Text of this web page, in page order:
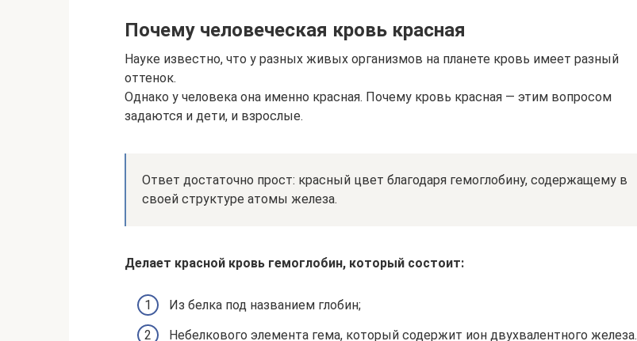
Почему человеческая кровь красная
Науке известно, что у разных живых организмов на планете кровь имеет разный
оттенок.
Однако у человека она именно красная. Почему кровь красная — этим вопросом
задаются и дети, и взрослые.
Ответ достаточно прост: красный цвет благодаря гемоглобину, содержащему в
своей структуре атомы железа.
Делает красной кровь гемоглобин, который состоит:
Из белка под названием глобин;
Небелкового элемента гема, который содержит ион двухвалентного железа.